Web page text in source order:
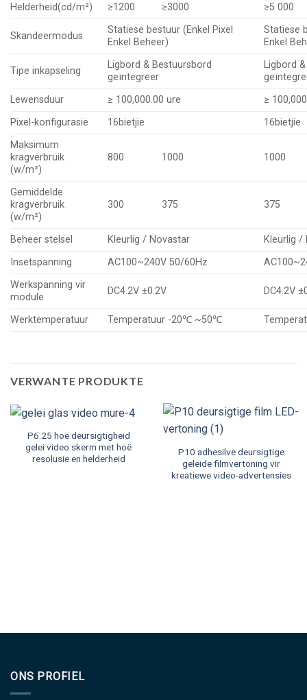
Helderheid(cd/m²) ≥1200 ≥3000 ≥5 000
Skandeermodus
Statiese bestuur (Enkel Pixel
Enkel Beheer)
Statiese
Enkel
Tipe inkapseling
Ligbord & Bestuursbord
geïntegreer
Ligbord
Lewensduur
≥ 100,000.00 ure
≥
Pixel-konfigurasie
16bietjie
16bietjie
Maksimum
kragverbruik
(w/m²)
800 1000 1000
Gemiddelde
kragverbruik
(w/m²)
300 375 375
Beheer stelsel Kleurlig / Novastar
Kleurlig /
Insetspanning
AC100~240V 50/60Hz
Werkspanning vir
module
DC4.2V ±0.2V DC4.2V
Werktemperatuur Temperatuur -20℃ ~50℃
VERWANTE PRODUKTE
P6.25 hoë deursigtigheid
gelei video skerm met hoë
resolusie en helderheid
P10 adhesilve deursigtige
geleide filmvertoning vir
kreatiewe video-advertensies
ONS PROFIEL